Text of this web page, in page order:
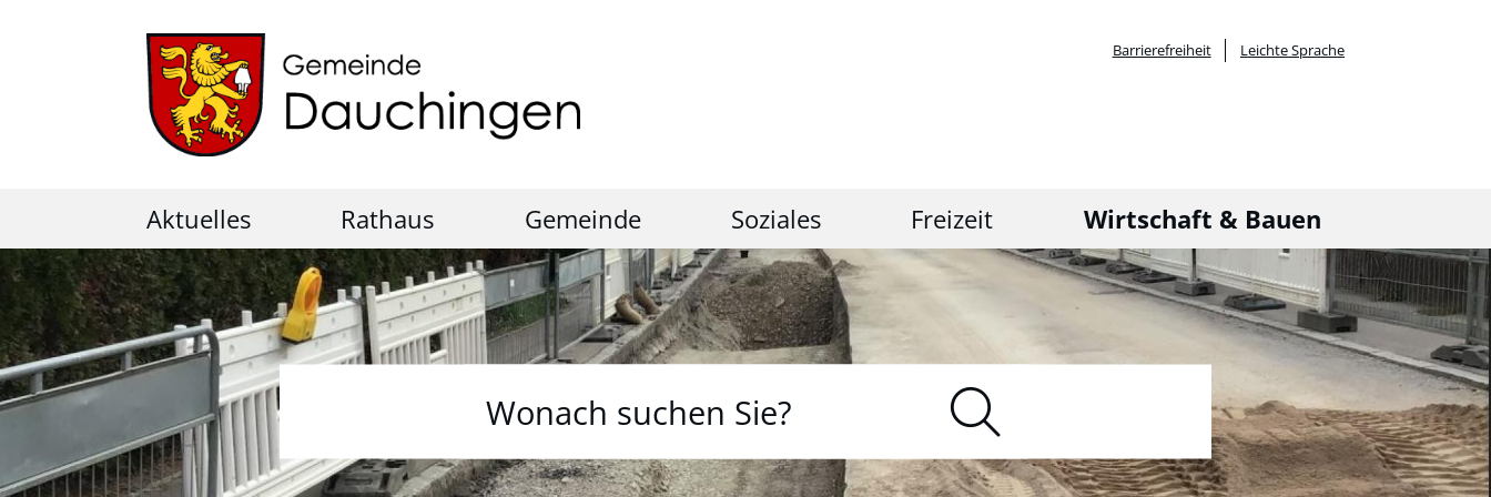
Barrierefreiheit Leichte Sprache
Aktuelles Rathaus Gemeinde Soziales Freizeit Wirtschaft & Bauen